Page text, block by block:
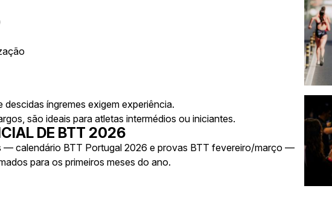
íngremes exigem experiência.
são ideais para atletas intermédios ou iniciantes.
DE BTT 2026
— calendário BTT Portugal 2026 e provas BTT fevereiro/março —
para os primeiros meses do ano.